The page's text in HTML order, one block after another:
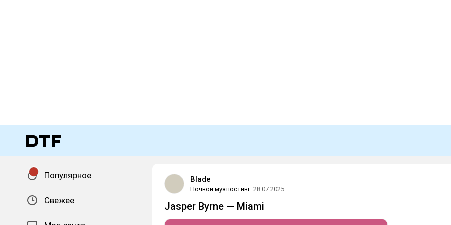
Популярное
Свежее
Blade
Ночной музпостинг 28.07.2025
Jasper Byrne — Miami